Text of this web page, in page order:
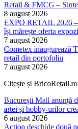
Retail & FMCG –
8 august 2026
EXPO RETAIL 2026
își mărește oferta
7 august 2026
Cometex inaugurează
retail din portofoliu
7 august 2026
Citește și BricoRetail.ro
București Mall anunță
artei și hobby-urilor
6 august 2026
Action deschide două